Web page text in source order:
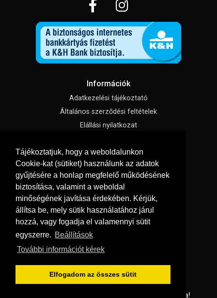
Tájékoztatjuk, hogy a weboldalunkon
Cookie-kat (sütiket) használunk az adatok
gyűjtésére a honlap megfelelő működésének
biztosítása, valamint a weboldal
minőségének javítása érdekében. Kérjük,
állítsa be, mely sütik használatához járul
hozzá, vagy fogadja el valamennyi sütit
egyszerre. Beállítások
További információt kérek
Elfogadom az összes sütit
Információk
Adatkezelési tájékoztató
Általános szerződési feltételek
Elállási nyilatkozat
Süti beállítások
Menü
Hírek, cikkek
Kapcsolat
Letölthető katalógusok
Szállítás és fizetés
Vásárlási feltételek
Minden jog fenntartva!